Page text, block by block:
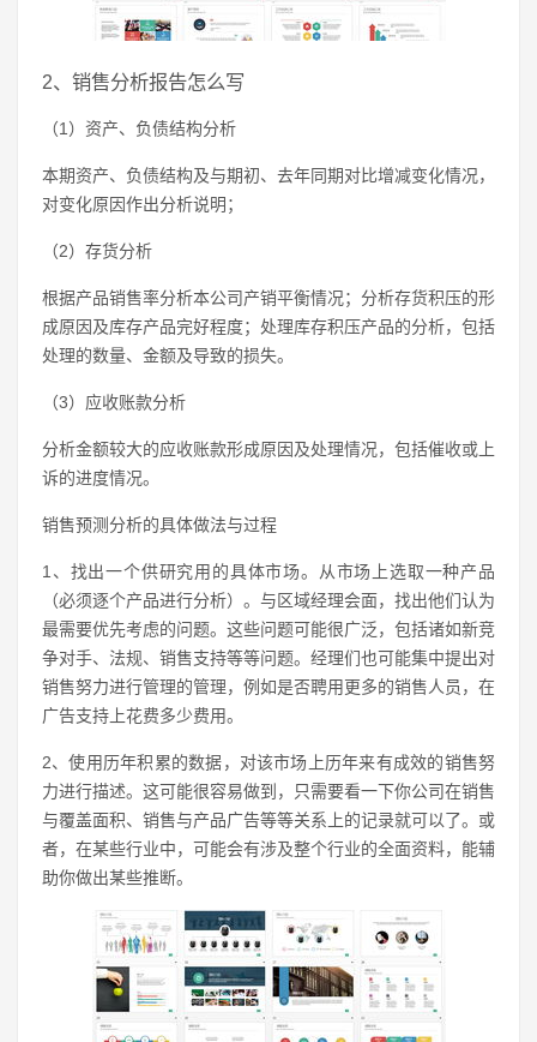
2、销售分析报告怎么写
（1）资产、负债结构分析
本期资产、负债结构及与期初、去年同期对比增减变化情况，
对变化原因作出分析说明；
（2）存货分析
根据产品销售率分析本公司产销平衡情况；分析存货积压的形
成原因及库存产品完好程度；处理库存积压产品的分析，包括
处理的数量、金额及导致的损失。
（3）应收账款分析
分析金额较大的应收账款形成原因及处理情况，包括催收或上
诉的进度情况。
销售预测分析的具体做法与过程
1、找出一个供研究用的具体市场。从市场上选取一种产品
（必须逐个产品进行分析）。与区域经理会面，找出他们认为
最需要优先考虑的问题。这些问题可能很广泛，包括诸如新竞
争对手、法规、销售支持等等问题。经理们也可能集中提出对
销售努力进行管理的管理，例如是否聘用更多的销售人员，在
广告支持上花费多少费用。
2、使用历年积累的数据，对该市场上历年来有成效的销售努
力进行描述。这可能很容易做到，只需要看一下你公司在销售
与覆盖面积、销售与产品广告等等关系上的记录就可以了。或
者，在某些行业中，可能会有涉及整个行业的全面资料，能辅
助你做出某些推断。